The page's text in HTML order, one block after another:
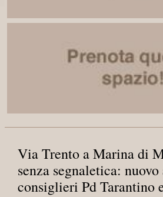
Via Trento a Marina di
senza segnaletica:
consiglieri Pd Tarantino